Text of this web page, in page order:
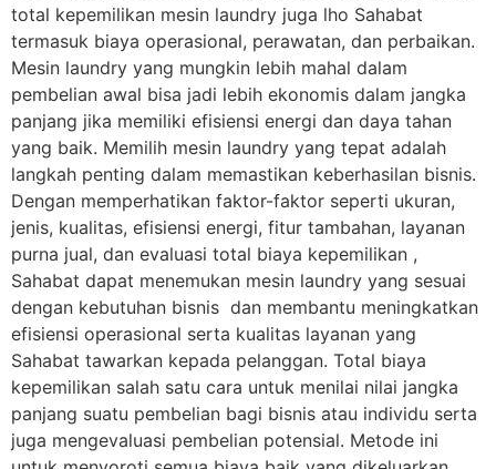
total kepemilikan mesin laundry juga lho Sahabat
termasuk biaya operasional, perawatan, dan perbaikan.
Mesin laundry yang mungkin lebih mahal dalam
pembelian awal bisa jadi lebih ekonomis dalam jangka
panjang jika memiliki efisiensi energi dan daya tahan
yang baik. Memilih mesin laundry yang tepat adalah
langkah penting dalam memastikan keberhasilan bisnis.
Dengan memperhatikan faktor-faktor seperti ukuran,
jenis, kualitas, efisiensi energi, fitur tambahan, layanan
purna jual, dan evaluasi total biaya kepemilikan ,
Sahabat dapat menemukan mesin laundry yang sesuai
dengan kebutuhan bisnis dan membantu meningkatkan
efisiensi operasional serta kualitas layanan yang
Sahabat tawarkan kepada pelanggan. Total biaya
kepemilikan salah satu cara untuk menilai nilai jangka
panjang suatu pembelian bagi bisnis atau individu serta
juga mengevaluasi pembelian potensial. Metode ini